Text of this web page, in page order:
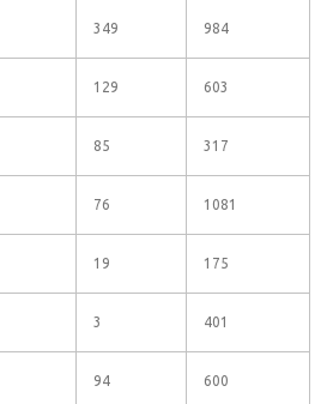
349 984
129 603
85 317
76 1081
19 175
3 401
94 600